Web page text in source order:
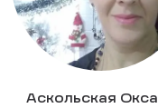
Аскольская